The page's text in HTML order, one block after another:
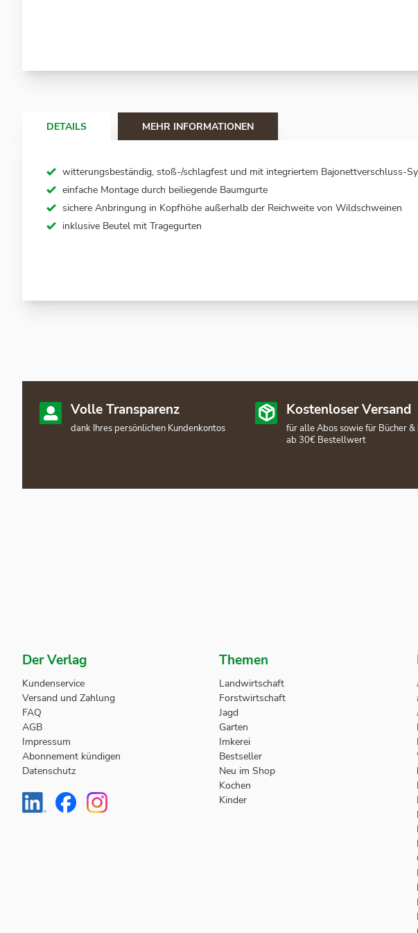
Anfang
DETAILS
witterungsbeständig, stoß-/schlagfest und mit integriertem Bajonettverschluss-
einfache Montage durch beiliegende Baumgurte
sichere Anbringung in Kopfhöhe außerhalb der Reichweite von Wildschweinen
inklusive Beutel mit Tragegurten
MEHR INFORMATIONEN
Volle Transparenz
dank Ihres persönlichen Kundenkontos
Kostenloser Versand
für alle Abos sowie für Bücher
ab 30€ Bestellwert
Der Verlag
Kundenservice
Versand und Zahlung
FAQ
AGB
Impressum
Abonnement kündigen
Datenschutz
Themen
Landwirtschaft
Forstwirtschaft
Jagd
Garten
Imkerei
Bestseller
Neu im Shop
Kochen
Kinder